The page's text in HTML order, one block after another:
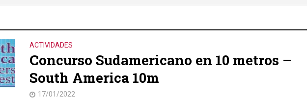
ACTIVIDADES
Concurso Sudamericano en 10 metros –
South America 10m
17/01/2022